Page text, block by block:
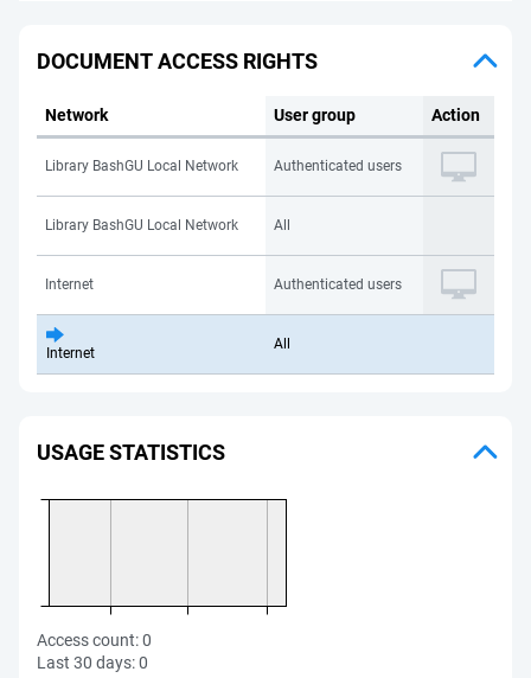
DOCUMENT ACCESS RIGHTS
Network User group Action
Library BashGU Local Network Authenticated users
Library BashGU Local Network All
Internet Authenticated users
Internet
All
USAGE STATISTICS
Access count:0
Last 30 days:0